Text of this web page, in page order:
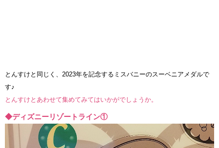
とんすけと同じく、2023年を記念するミスバニーのスーベニアメダルで
す♪
とんすけとあわせて集めてみてはいかがでしょうか。
◆ディズニーリゾートライン①